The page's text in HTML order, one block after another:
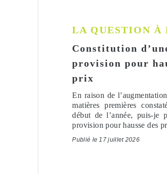
LA QUESTION À
Constitution
provision pour
prix
En raison de
matières premières
début de l’année, puis-je
provision pour hausse des
Publié le 17 juillet 2026